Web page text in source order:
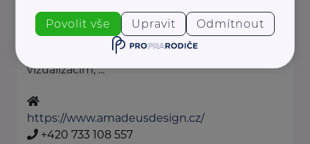
které se věnuje
komplexnímu grafickému
designu, fotorealistickým 3D
vizualizacím, ...
https://www.amadeusdesign.cz/
+420 733 108 557
Povolit vše Upravit Odmítnout